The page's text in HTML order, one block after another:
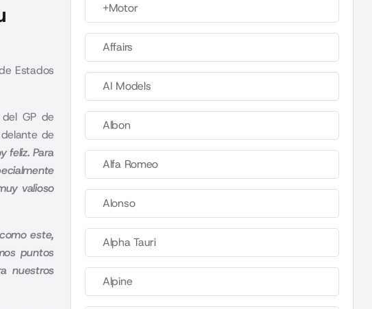
Estados
GP de
de
feliz. Para
valioso
este,
puntos
nuestros
+Motor
Affairs
AI Models
Albon
Alfa Romeo
Alonso
Alpha Tauri
Alpine